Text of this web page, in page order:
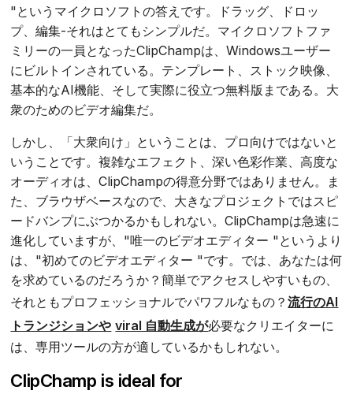
"というマイクロソフトの答えです。ドラッグ、ドロッ
プ、編集-それはとてもシンプルだ。マイクロソフトファ
ミリーの一員となったClipChampは、Windowsユーザー
にビルトインされている。テンプレート、ストック映像、
基本的なAI機能、そして実際に役立つ無料版まである。大
衆のためのビデオ編集だ。
しかし、「大衆向け」ということは、プロ向けではないと
いうことです。複雑なエフェクト、深い色彩作業、高度な
オーディオは、ClipChampの得意分野ではありません。ま
た、ブラウザベースなので、大きなプロジェクトではスピ
ードバンプにぶつかるかもしれない。ClipChampは急速に
進化していますが、"唯一のビデオエディター "というより
は、"初めてのビデオエディター "です。では、あなたは何
を求めているのだろうか？簡単でアクセスしやすいもの、
それともプロフェッショナルでパワフルなもの？流行のAI
トランジションや viral 自動生成が必要なクリエイターに
は、専用ツールの方が適しているかもしれない。
ClipChamp is ideal for